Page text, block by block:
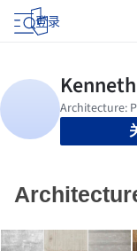
登录